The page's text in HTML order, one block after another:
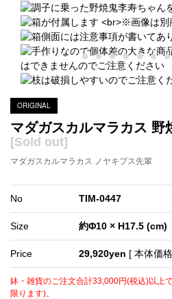
ORIGINAL
マダガスカルマラカス 野
[Sold out]
マダガスカルマラカス ノヤキプス先輩
No TIM-0447
Size 約Φ10 × H17.5 (cm)
Price 29,920yen [ 本体価
鉢・雑貨のご注文合計33,000円(税込)以上
限ります)。